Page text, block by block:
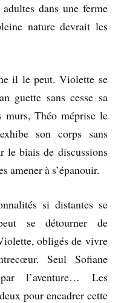
dans une ferme
nature devrait les
il le peut. Violette se
guette sans cesse sa
murs, Théo méprise le
son corps sans
le biais de discussions
amener à s’épanouir.
si distantes se
se détourner de
obligés de vivre
Seul Sofiane
l’aventure… Les
pour encadrer cette